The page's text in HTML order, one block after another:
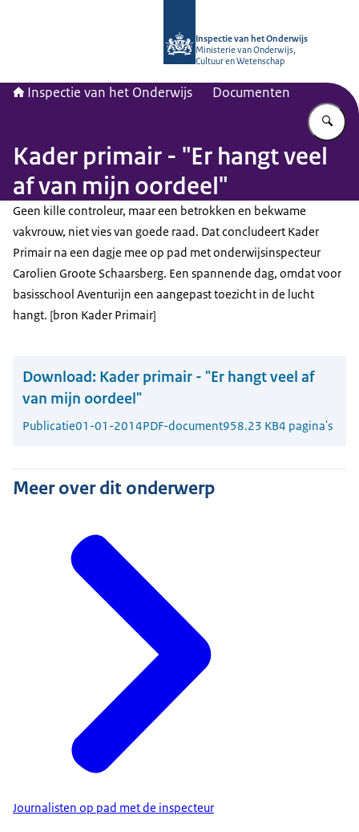
Inspectie van het Onderwijs
Ministerie van Onderwijs,
Cultuur en Wetenschap
Inspectie van het Onderwijs Documenten
Kader primair - "Er hangt veel
af van mijn oordeel"
Geen kille controleur, maar een betrokken en bekwame
vakvrouw, niet vies van goede raad. Dat concludeert Kader
Primair na een dagje mee op pad met onderwijsinspecteur
Carolien Groote Schaarsberg. Een spannende dag, omdat voor
basisschool Aventurijn een aangepast toezicht in de lucht
hangt. [bron Kader Primair]
Download: Kader primair - "Er hangt veel af
van mijn oordeel"
Publicatie01-01-2014PDF-document958.23 KB4 pagina's
Meer over dit onderwerp
Journalisten op pad met de inspecteur